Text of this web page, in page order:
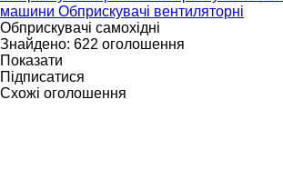
машини Обприскувачі вентиляторні
Обприскувачі самохідні
Знайдено: 622 оголошення
Показати
Підписатися
Схожі оголошення